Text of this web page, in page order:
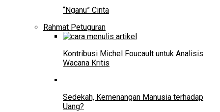
“Nganu” Cinta
Rahmat Petuguran
Kontribusi Michel Foucault untuk Analisis
Wacana Kritis
Sedekah, Kemenangan Manusia terhadap
Uang?